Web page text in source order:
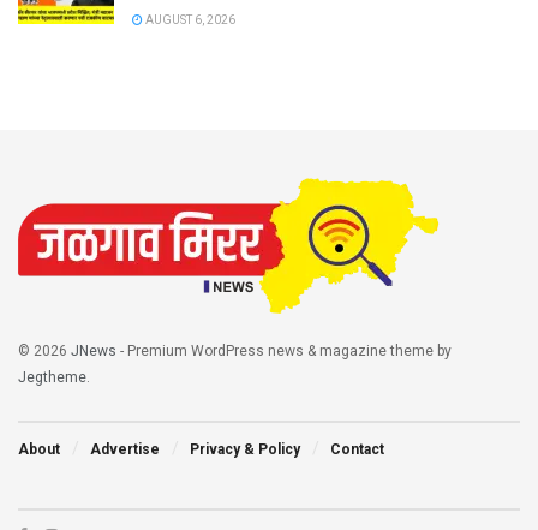
AUGUST 6, 2026
© 2026 JNews - Premium WordPress news & magazine theme by
Jegtheme
About Advertise Privacy & Policy Contact